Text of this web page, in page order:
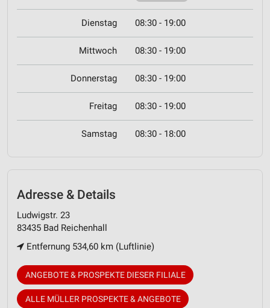
Dienstag 08:30 - 19:00
Mittwoch 08:30 - 19:00
Donnerstag 08:30 - 19:00
Freitag 08:30 - 19:00
Samstag 08:30 - 18:00
Adresse & Details
Ludwigstr. 23
83435 Bad Reichenhall
Entfernung 534,60 km (Luftlinie)
ANGEBOTE & PROSPEKTE DIESER FILIALE
ALLE MÜLLER PROSPEKTE & ANGEBOTE